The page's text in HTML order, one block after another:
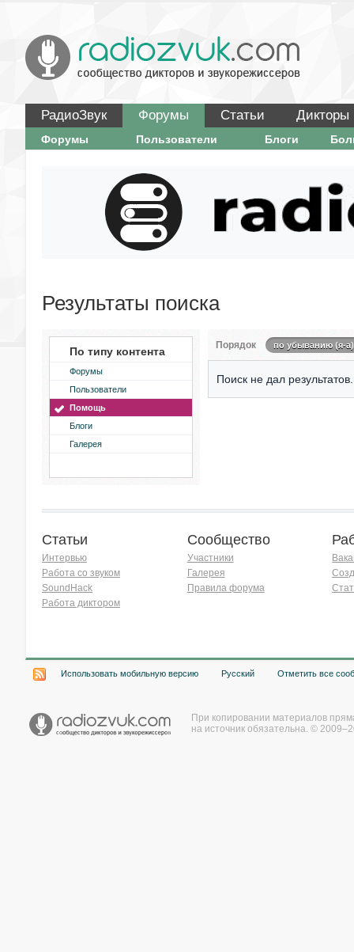
РадиоЗвук Форумы Статьи Дикторы
Форумы Пользователи Блоги
Результаты поиска
По типу контента
Форумы
Пользователи
Помощь
Блоги
Галерея
Порядок по убыванию (я-а)
Поиск не дал результатов.
Статьи
Интервью
Работа со звуком
SoundHack
Работа диктором
Сообщество
Участники
Галерея
Правила форума
Использовать мобильную версию Русский Отметить все
При копировании материалов
на источник обязательна. ©